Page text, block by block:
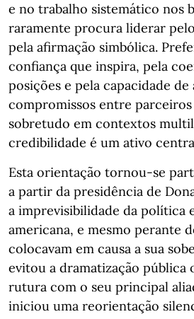
e no trabalho sistemático nos
raramente procura liderar
pela afirmação simbólica.
confiança que inspira, pela
posições e pela capacidade
compromissos entre parceiros
sobretudo em contextos
credibilidade é um ativo
Esta orientação tornou-se
a partir da presidência de
a imprevisibilidade da política
americana, e mesmo perante
colocavam em causa a sua
evitou a dramatização pública
rutura com o seu principal
iniciou uma reorientação